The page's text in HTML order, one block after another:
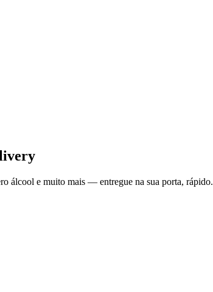
álcool e muito mais — entregue na sua porta, rápido.